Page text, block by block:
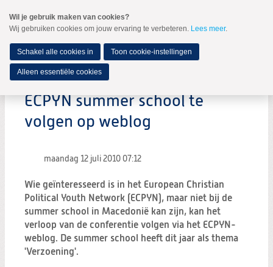
naar
Spring
de
inhoud
Spring
naar
hoofdmenu
MENU
ECPYN summer school te
volgen op weblog
maandag 12 juli 2010 07:12
Wie geïnteresseerd is in het European Christian
Political Youth Network (ECPYN), maar niet bij de
summer school in Macedonië kan zijn, kan het
verloop van de conferentie volgen via het ECPYN-
weblog. De summer school heeft dit jaar als thema
'Verzoening'.
Wil je gebruik maken van cookies?
Wij gebruiken cookies om jouw ervaring te verbeteren. Lees meer.
Schakel alle cookies in Toon cookie-instellingen
Alleen essentiële cookies